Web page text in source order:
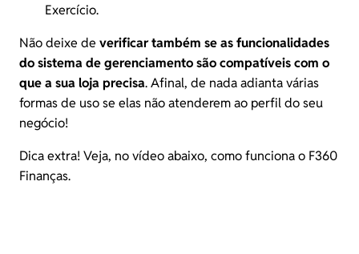
Exercício.
Não deixe de verificar também se as funcionalidades
do sistema de gerenciamento são compatíveis com o
que a sua loja precisa. Afinal, de nada adianta várias
formas de uso se elas não atenderem ao perfil do seu
negócio!
Dica extra! Veja, no vídeo abaixo, como funciona o F360
Finanças.